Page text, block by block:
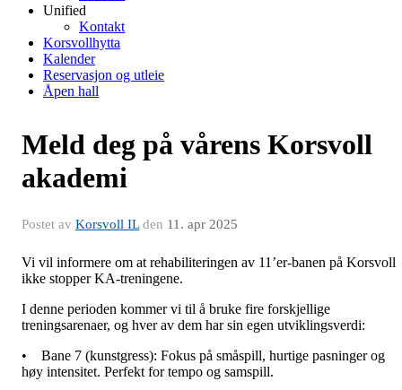
Unified
Kontakt
Korsvollhytta
Kalender
Reservasjon og utleie
Åpen hall
Meld deg på vårens Korsvoll
akademi
Postet av Korsvoll ILden 11. apr 2025
Vi vil informere om at rehabiliteringen av 11’er-banen på Korsvoll
ikke stopper KA-treningene.
I denne perioden kommer vi til å bruke fire forskjellige
treningsarenaer, og hver av dem har sin egen utviklingsverdi:
• Bane 7 (kunstgress): Fokus på småspill, hurtige pasninger og
høy intensitet. Perfekt for tempo og samspill.